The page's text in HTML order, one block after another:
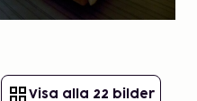
Visa alla 22 bilder